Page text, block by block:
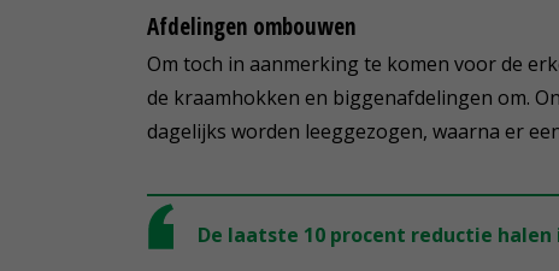
Afdelingen ombouwen
Om toch in aanmerking te komen voor de
de kraamhokken en biggenafdelingen om.
dagelijks worden leeggezogen, waarna er
De laatste 10 procent reductie